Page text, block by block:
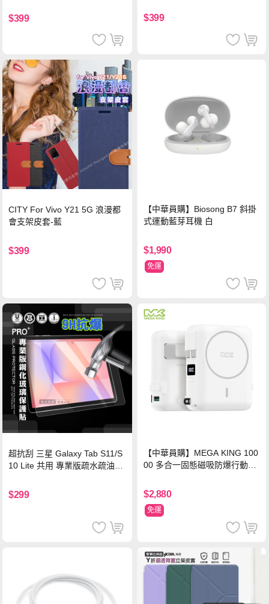
$399 $399
CITY For Vivo Y21 5G 浪漫都
會支架皮套-藍
$399
【中華員購】Biosong B7 斜掛
式運動藍芽耳機 白
$1,990
免運
超抗刮 三星 Galaxy Tab S11/S
10 Lite 共用 專業版疏水疏油9H
$299
【中華員購】MEGA KING 100
00 多合一固態磁吸防爆行動電
$2,880
免運